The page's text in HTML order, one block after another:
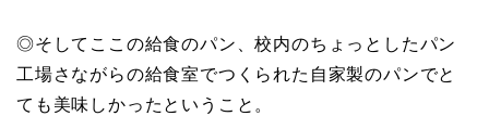
◎そしてここの給食のパン、校内のちょっとしたパン
工場さながらの給食室でつくられた自家製のパンでと
ても美味しかったということ。